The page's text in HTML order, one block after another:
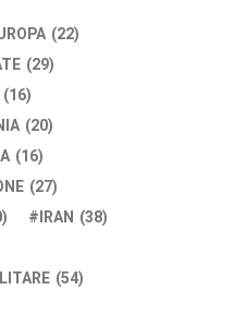
(22)
(29)
(16)
(20)
(16)
(27)
IRAN (38)
(54)